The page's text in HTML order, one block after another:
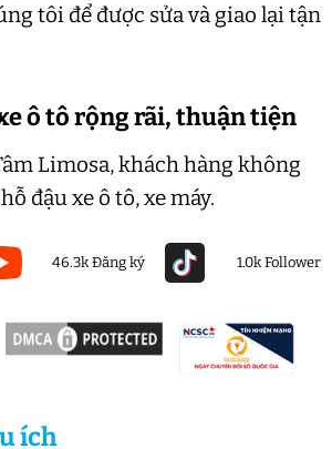
tôi để được sửa và giao lại tận
ô tô rộng rãi, thuận tiện
Limosa, khách hàng không
đậu xe ô tô, xe máy.
46.3k Đăng ký 1.0k Follower
ích